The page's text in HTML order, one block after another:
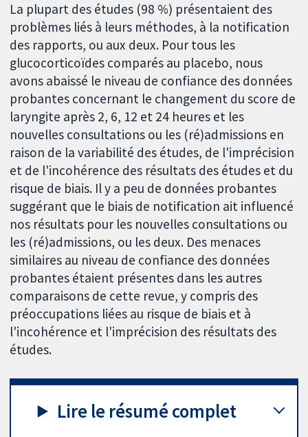
La plupart des études (98 %) présentaient des
problèmes liés à leurs méthodes, à la notification
des rapports, ou aux deux. Pour tous les
glucocorticoïdes comparés au placebo, nous
avons abaissé le niveau de confiance des données
probantes concernant le changement du score de
laryngite après 2, 6, 12 et 24 heures et les
nouvelles consultations ou les (ré)admissions en
raison de la variabilité des études, de l'imprécision
et de l'incohérence des résultats des études et du
risque de biais. Il y a peu de données probantes
suggérant que le biais de notification ait influencé
nos résultats pour les nouvelles consultations ou
les (ré)admissions, ou les deux. Des menaces
similaires au niveau de confiance des données
probantes étaient présentes dans les autres
comparaisons de cette revue, y compris des
préoccupations liées au risque de biais et à
l'incohérence et l'imprécision des résultats des
études.
Lire le résumé complet